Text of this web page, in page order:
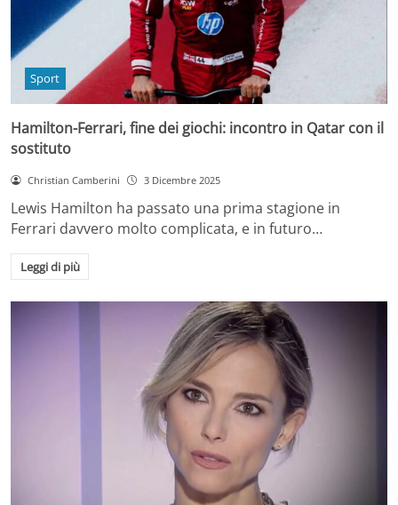
Sport
Hamilton-Ferrari, fine dei giochi: incontro in Qatar con il
sostituto
Christian Camberini 3 Dicembre 2025
Lewis Hamilton ha passato una prima stagione in
Ferrari davvero molto complicata, e in futuro…
Leggi di più